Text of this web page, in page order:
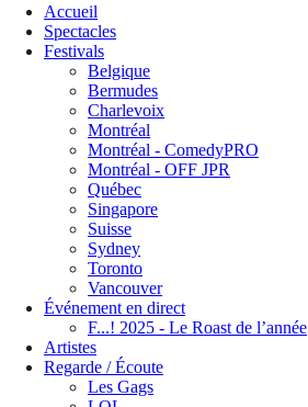
Accueil
Spectacles
Festivals
Belgique
Bermudes
Charlevoix
Montréal
Montréal - ComedyPRO
Montréal - OFF JPR
Québec
Singapore
Suisse
Sydney
Toronto
Vancouver
Événement en direct
F...! 2025 - Le Roast de l’année
Artistes
Regarde / Écoute
Les Gags